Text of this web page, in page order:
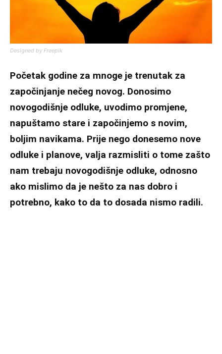
Designed by Freepik
Početak godine za mnoge je trenutak za
započinjanje nečeg novog. Donosimo
novogodišnje odluke, uvodimo promjene,
napuštamo stare i započinjemo s novim,
boljim navikama. Prije nego donesemo nove
odluke i planove, valja razmisliti o tome zašto
nam trebaju novogodišnje odluke, odnosno
ako mislimo da je nešto za nas dobro i
potrebno, kako to da to dosada nismo radili.